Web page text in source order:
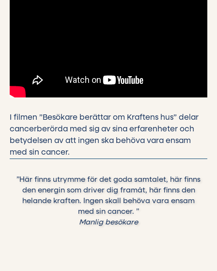
I filmen ”Besökare berättar om Kraftens hus” delar
cancerberörda med sig av sina erfarenheter och
betydelsen av att ingen ska behöva vara ensam
med sin cancer.
”Här finns utrymme för det goda samtalet, här finns
den energin som driver dig framåt, här finns den
helande kraften. Ingen skall behöva vara ensam
med sin cancer. ”
Manlig besökare